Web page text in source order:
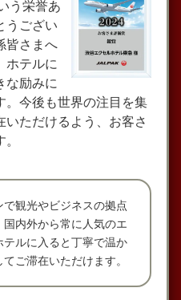
う栄誉あ
うござい
皆さまへ
ホテルに
な励みに
。今後も世界の注目を集
ただけるよう、お客さ
観光やビジネスの拠点
内外から常に人気のエ
テルに入ると丁寧で温か
ご滞在いただけます。